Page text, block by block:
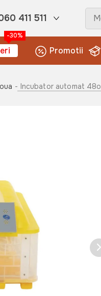
411 511
-30%
Promotii
- Incubator automat